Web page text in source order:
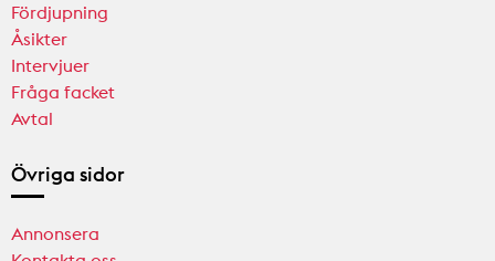
Fördjupning
Åsikter
Intervjuer
Fråga facket
Avtal
Övriga sidor
Annonsera